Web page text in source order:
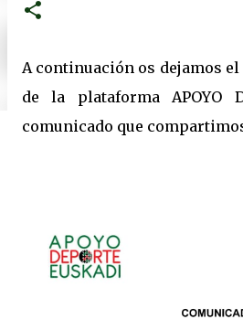
A continuación os dejamos
de la plataforma APOYO
comunicado que